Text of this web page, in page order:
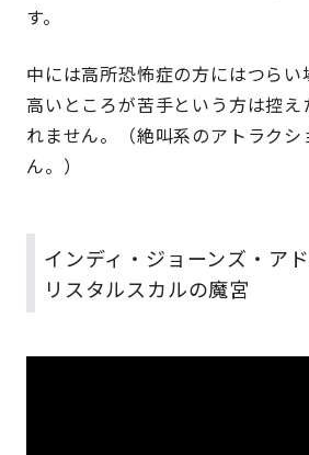
す。
中には高所恐怖症の方にはつらい
高いところが苦手という方は控え
れません。（絶叫系のアトラク
ん。）
インディ・ジョーンズ・ア
リスタルスカルの魔宮